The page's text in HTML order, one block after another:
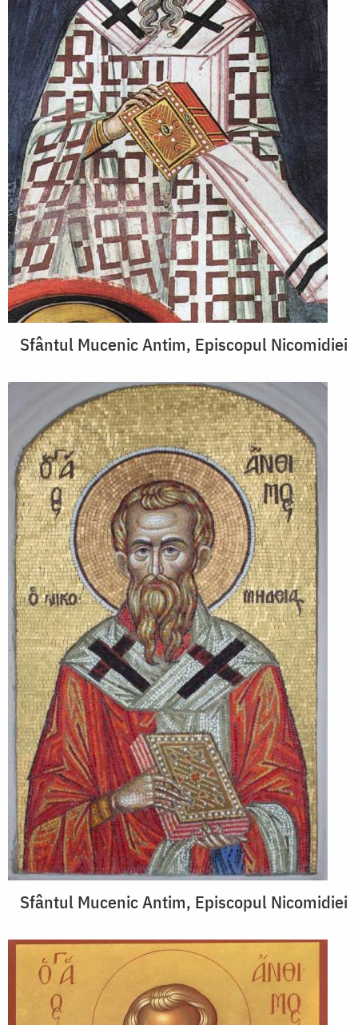
Sfântul Mucenic Antim, Episcopul Nicomidiei
Sfântul Mucenic Antim, Episcopul Nicomidiei